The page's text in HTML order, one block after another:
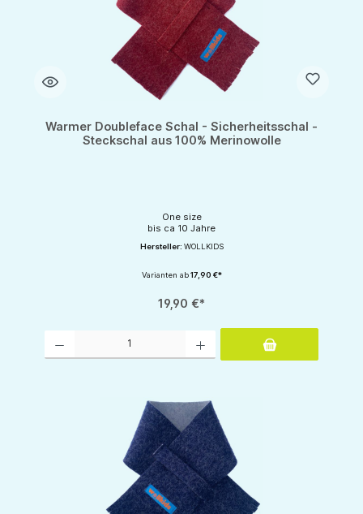
Warmer Doubleface Schal - Sicherheitsschal -
Steckschal aus 100% Merinowolle
One size
bis ca 10 Jahre
Hersteller: WOLLKIDS
Varianten ab17,90 €*
19,90 €*